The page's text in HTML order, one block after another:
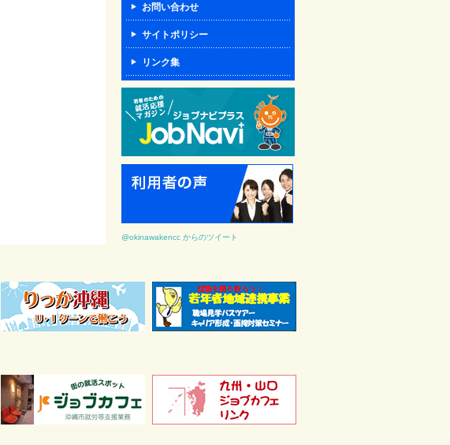
お問い合わせ
サイトポリシー
リンク集
@okinawakencc からのツイート